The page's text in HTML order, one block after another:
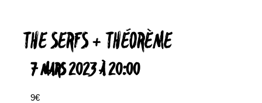
THE SERFS + THÉORÈME
7 MARS 2023 À 20:00
9€